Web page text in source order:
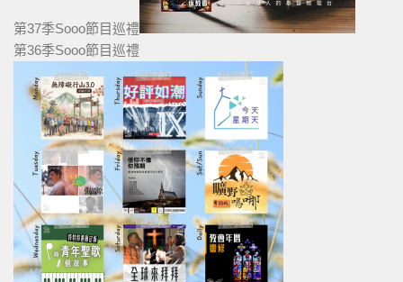
第37季Sooo節目巡禮
第36季Sooo節目巡禮